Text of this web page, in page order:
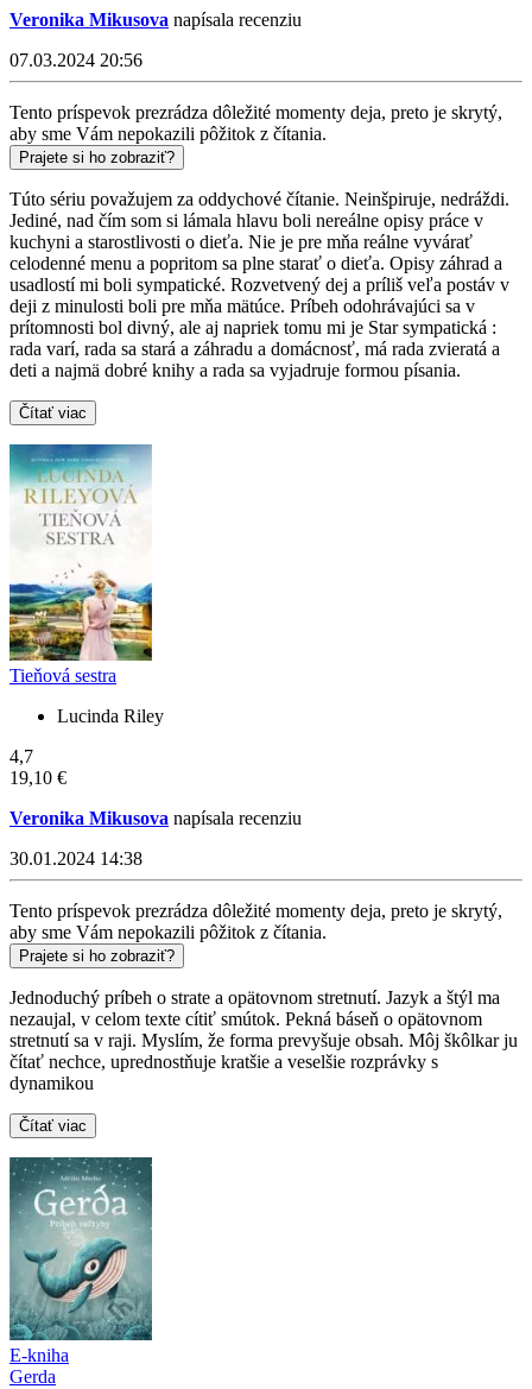
Veronika Mikusova napísala recenziu
07.03.2024 20:56
Tento príspevok prezrádza dôležité momenty deja, preto je skrytý,
aby sme Vám nepokazili pôžitok z čítania.
Prajete si ho zobraziť?
Túto sériu považujem za oddychové čítanie. Neinšpiruje, nedráždi.
Jediné, nad čím som si lámala hlavu boli nereálne opisy práce v
kuchyni a starostlivosti o dieťa. Nie je pre mňa reálne vyvárať
celodenné menu a popritom sa plne starať o dieťa. Opisy záhrad a
usadlostí mi boli sympatické. Rozvetvený dej a príliš veľa postáv v
deji z minulosti boli pre mňa mätúce. Príbeh odohrávajúci sa v
prítomnosti bol divný, ale aj napriek tomu mi je Star sympatická :
rada varí, rada sa stará a záhradu a domácnosť, má rada zvieratá a
deti a najmä dobré knihy a rada sa vyjadruje formou písania.
Čítať viac
Tieňová sestra
Lucinda Riley
4,7
19,10 €
Veronika Mikusova napísala recenziu
30.01.2024 14:38
Tento príspevok prezrádza dôležité momenty deja, preto je skrytý,
aby sme Vám nepokazili pôžitok z čítania.
Prajete si ho zobraziť?
Jednoduchý príbeh o strate a opätovnom stretnutí. Jazyk a štýl ma
nezaujal, v celom texte cítiť smútok. Pekná báseň o opätovnom
stretnutí sa v raji. Myslím, že forma prevyšuje obsah. Môj škôlkar ju
čítať nechce, uprednostňuje kratšie a veselšie rozprávky s
dynamikou
Čítať viac
E-kniha
Gerda